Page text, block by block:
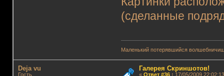
(сделанные
Маленький потерявшийся
Deja vu
Гость
Галерея Скриншотов!
« Ответ #36: 17/05/2009